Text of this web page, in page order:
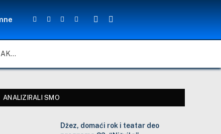
Facebook
TwitterYouTubeInstagram
ZA LEPŠE I BEZBEDNIJE ŠKOLSKO DVORIŠTE: ZAJEDNIČKA AKCIJA MEŠTANA, NASTAVNIKA I ĐAKA U SELU VLASE KOD VRANJA
ANALIZIRALI SMO
Džez, domaći rok i teatar deo